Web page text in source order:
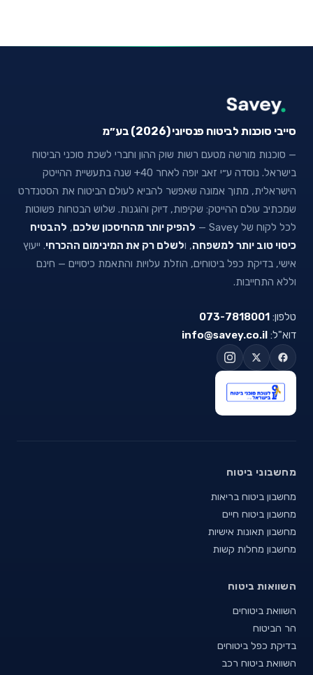
סייבי סוכנות לביטוח פנסיוני (2026) בע״מ
— סוכנות מורשה מטעם רשות שוק ההון וחברי לשכת סוכני הביטוח
בישראל. נוסדה ע״י זאב יופה לאחר 40+ שנה בתעשיית ההייטק
הישראלית, מתוך אמונה שאפשר להביא לעולם הביטוח את הסטנדרט
שמכתיב עולם ההייטק: שקיפות, דיוק והוגנות. שלוש הבטחות פשוטות
לכל לקוח של Savey —
להפיק יותר מהחיסכון שלכם, להבטיח
כיסוי טוב יותר למשפחה, ולשלם רק את המינימום ההכרחי. ייעוץ
אישי, בדיקת כפל ביטוחים, הוזלת עלויות והתאמת כיסויים — חינם
וללא התחייבות.
טלפון: 073-7818001
דוא"ל: info@savey.co.il
מחשבוני ביטוח
מחשבון ביטוח בריאות
מחשבון ביטוח חיים
מחשבון תאונות אישיות
מחשבון מחלות קשות
השוואות ביטוח
השוואת ביטוחים
הר הביטוח
בדיקת כפל ביטוחים
השוואת ביטוח רכב